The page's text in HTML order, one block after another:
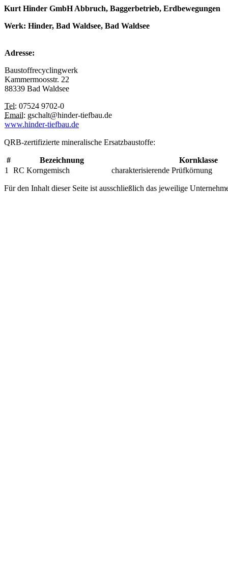
Kurt Hinder GmbH Abbruch, Baggerbetrieb, Erdbewegungen
Werk: Hinder, Bad Waldsee, Bad Waldsee
Adresse:
Baustoffrecyclingwerk
Kammermoosstr. 22
88339 Bad Waldsee
Tel: 07524 9702-0
Email: gschalt@hinder-tiefbau.de
www.hinder-tiefbau.de
QRB-zertifizierte mineralische Ersatzbaustoffe:
# Bezeichnung
Kornklasse
1
RC Korngemisch charakterisierende Prüfkörnung
Für den Inhalt dieser Seite ist ausschließlich das jeweilige